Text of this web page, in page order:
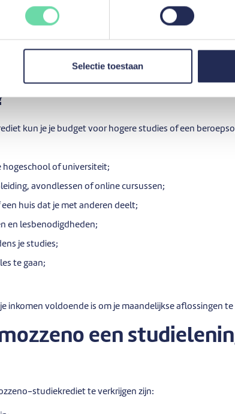
Selectie toestaan
een mozzeno-
kun je je budget voor hogere studies of een
hogeschool of universiteit;
avondlessen of online cursussen;
huis dat je met anderen deelt;
en lesbenodigdheden;
je studies;
te gaan;
inkomen voldoende is om je maandelijkse aflossingen
een
studiekrediet te verkrijgen zijn: